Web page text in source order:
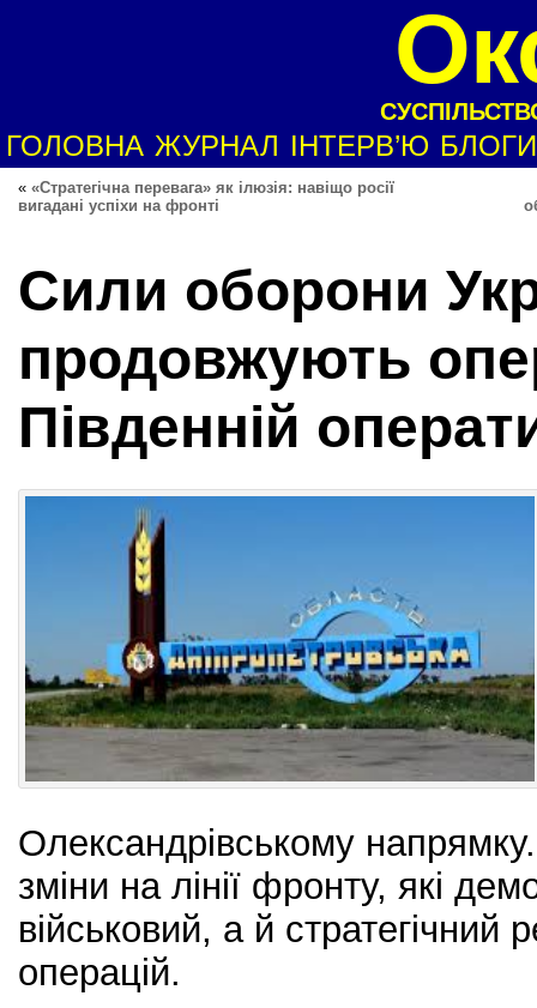
ГОЛОВНА ЖУРНАЛ ІНТЕРВ’Ю БЛОГИ
« «Стратегічна перевага» як ілюзія: навіщо росії
вигадані успіхи на фронті
Сили оборони
продовжують
Південній
Олександрівському
зміни на лінії фронту, які
військовий, а й стратегічний
операцій.